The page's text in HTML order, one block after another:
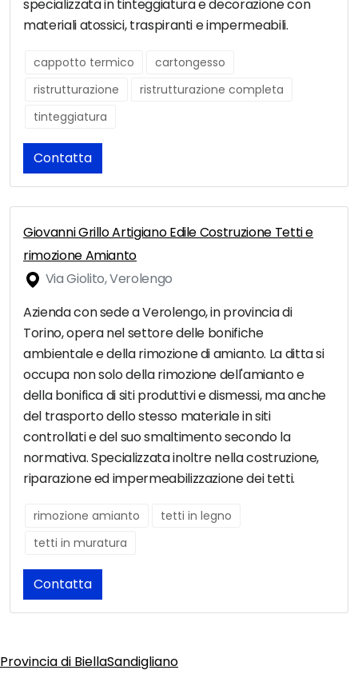
specializzata in tinteggiatura e decorazione con
materiali atossici, traspiranti e impermeabili.
cappotto termico
cartongesso
ristrutturazione
ristrutturazione completa
tinteggiatura
Contatta
Giovanni Grillo Artigiano Edile Costruzione Tetti e
rimozione Amianto
Via Giolito, Verolengo
Azienda con sede a Verolengo, in provincia di
Torino, opera nel settore delle bonifiche
ambientale e della rimozione di amianto. La ditta si
occupa non solo della rimozione dell'amianto e
della bonifica di siti produttivi e dismessi, ma anche
del trasporto dello stesso materiale in siti
controllati e del suo smaltimento secondo la
normativa. Specializzata inoltre nella costruzione,
riparazione ed impermeabilizzazione dei tetti.
rimozione amianto
tetti in legno
tetti in muratura
Contatta
Provincia di BiellaSandigliano